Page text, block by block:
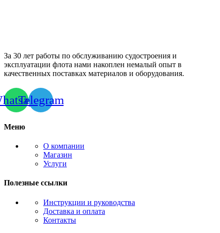
За 30 лет работы по обслуживанию судостроения и
эксплуатации флота нами накоплен немалый опыт в
качественных поставках материалов и оборудования.
Telegram
Меню
О компании
Магазин
Услуги
Полезные ссылки
Инструкции и руководства
Доставка и оплата
Контакты